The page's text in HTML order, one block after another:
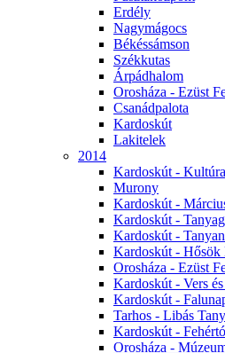
Erdély
Nagymágocs
Békéssámson
Székkutas
Árpádhalom
Orosháza - Ezüst
Csanádpalota
Kardoskút
Lakitelek
2014
Kardoskút -
Murony
Kardoskút -
Kardoskút -
Kardoskút -
Kardoskút - Hősök
Orosháza - Ezüst
Kardoskút - Vers
Kardoskút -
Tarhos - Libás
Kardoskút -
Orosháza -